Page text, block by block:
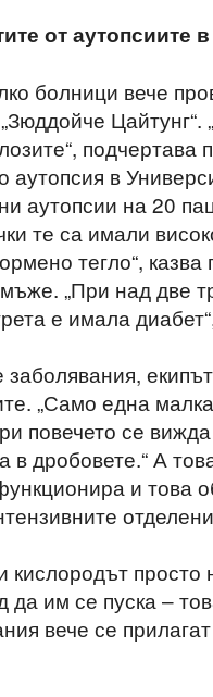
от аутопсиите
болници вече
аутопсия в
аутопсии на 20
те са имали
тегло“,
„При над две
е имала
„Само една
повечето се
в дробовете.“ А
и това
кислородът
да им се пуска –
вече се